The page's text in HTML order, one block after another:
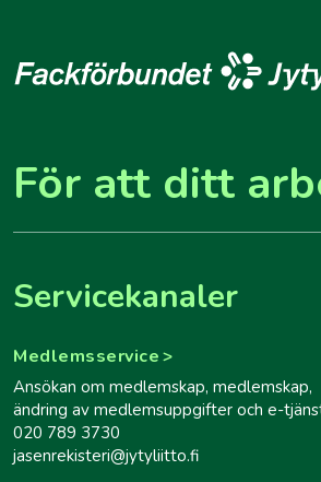
För att ditt
Servicekanaler
Medlemsservice
Ansökan om medlemskap, medlemskap,
ändring av medlemsuppgifter och e-
020 789 3730
jasenrekisteri@jytyliitto.fi